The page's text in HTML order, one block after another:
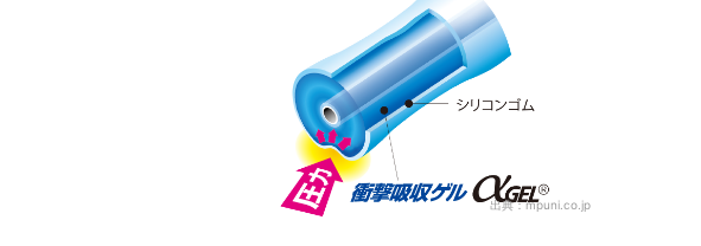
出典：mpuni.co.jp